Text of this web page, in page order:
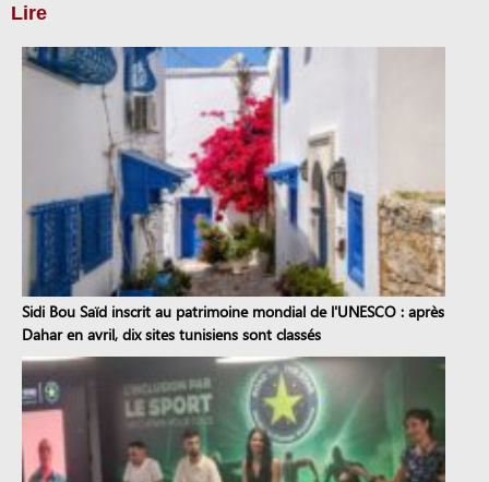
Lire
Sidi Bou Saïd inscrit au patrimoine mondial de l'UNESCO : après
Dahar en avril, dix sites tunisiens sont classés